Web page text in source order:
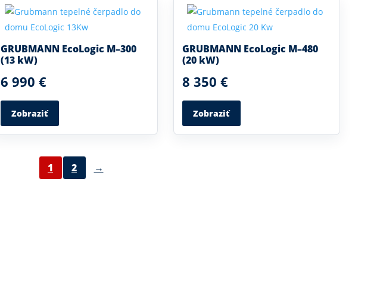
GRUBMANN EcoLogic M–300
(13 kW)
6 990 €
Zobraziť
GRUBMANN EcoLogic M–480
(20 kW)
8 350 €
Zobraziť
1 2 →